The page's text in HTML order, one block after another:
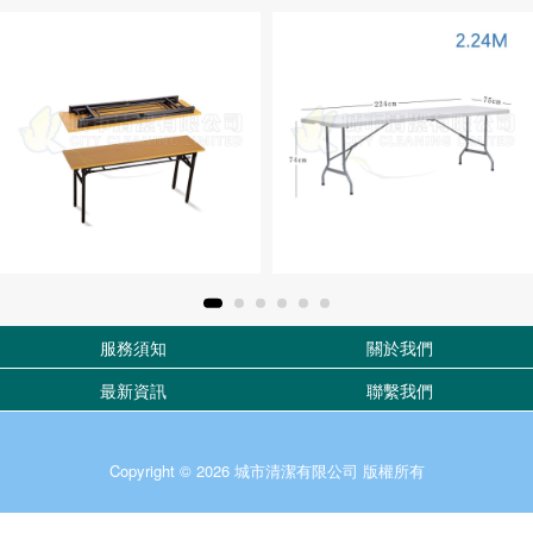
折疊桌子
服務須知
關於我們
最新資訊
聯繫我們
Copyright © 2026 城市清潔有限公司 版權所有